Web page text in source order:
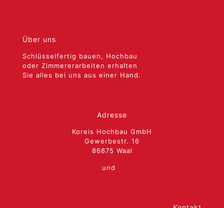
Über uns
Schlüsselfertig bauen, Hochbau
oder Zimmererarbeiten erhalten
Sie alles bei uns aus einer Hand.
Adresse
Koreis Hochbau GmbH
Gewerbestr. 16
86875 Waal
und